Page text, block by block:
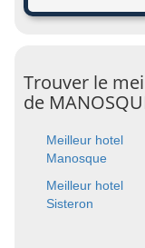
Trouver le
de
Meilleur hotel
Manosque
Meilleur hotel
Sisteron